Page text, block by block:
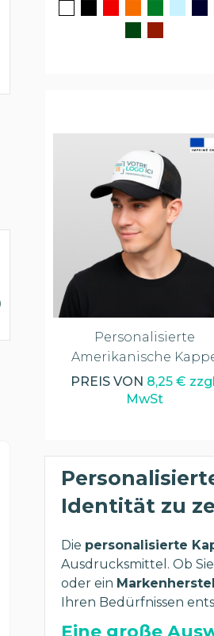
Personalisierte
Amerikanische
PREIS VON 8,25 €
MwSt
Identität zu
Die personalisierte
Ausdrucksmittel. Ob
oder ein
Ihren Bedürfnissen
Eine große